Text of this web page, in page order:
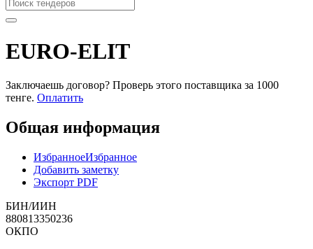
EURO-ELIT
Заключаешь договор? Проверь этого поставщика за 1000
тенге. Оплатить
Общая информация
ИзбранноеИзбранное
Добавить заметку
Экспорт PDF
БИН/ИИН
880813350236
ОКПО